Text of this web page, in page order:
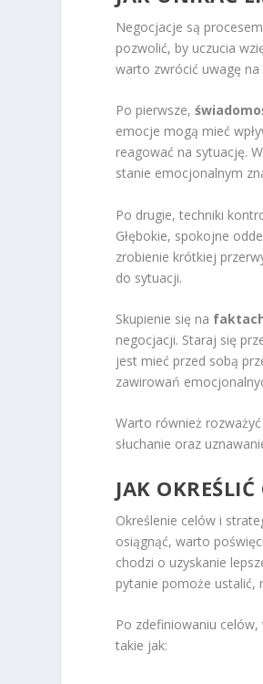
Negocjacje są
pozwolić, by uczucia
warto zwrócić uwagę
Po pierwsze,
emocje mogą mieć
reagować na sytuację.
stanie emocjonalnym
Po drugie, techniki
Głębokie, spokojne
zrobienie krótkiej
do sytuacji.
Skupienie się na
negocjacji. Staraj się
jest mieć przed sobą
zawirowań
Warto również
słuchanie oraz
JAK
Określenie celów i
osiągnąć, warto
chodzi o uzyskanie
pytanie pomoże ustalić,
Po zdefiniowaniu
takie jak: